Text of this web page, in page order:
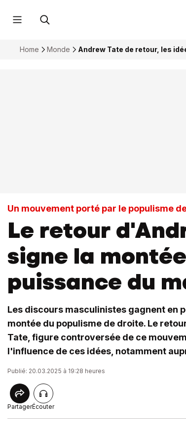
Home Monde Andrew Tate de retour, les
Un mouvement porté par le populisme
Le retour
signe la
puissance du
Les discours masculinistes gagnent en
montée du populisme de droite. Le
Tate, figure controversée de ce
l'influence de ces idées, notamment
Publié: 20.03.2025 à 19:28 heures
PartagerÉcouter